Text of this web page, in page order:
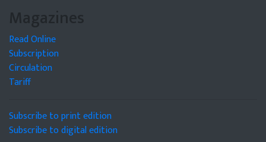
Magazines
Read Online
Subscription
Circulation
Tariff
Subscribe to print edition
Subscribe to digital edition